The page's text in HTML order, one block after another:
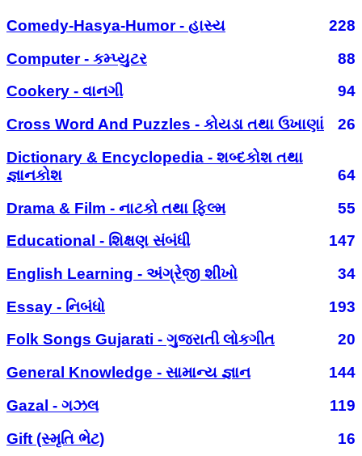
Comedy-Hasya-Humor - હાસ્ય
228
Computer - કમ્પ્યુટર
88
Cookery - વાનગી
94
Cross Word And Puzzles - કોયડા તથા ઉખાણાં
26
Dictionary & Encyclopedia - શબ્દકોશ તથા
જ્ઞાનકોશ
64
Drama & Film - નાટકો તથા ફિલ્મ
55
Educational - શિક્ષણ સંબંધી
147
English Learning - અંગ્રેજી શીખો
34
Essay - નિબંધો
193
Folk Songs Gujarati - ગુજરાતી લોકગીત
20
General Knowledge - સામાન્ય જ્ઞાન
144
Gazal - ગઝલ
119
Gift (સ્મૃતિ ભેટ)
16